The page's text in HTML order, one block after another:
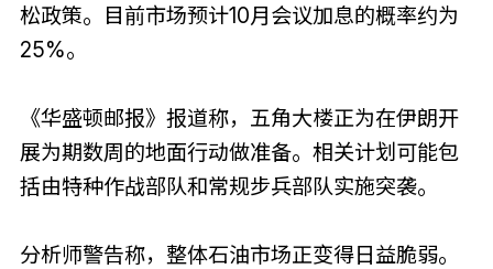
松政策。目前市场预计10月会议加息的概率约为
25%。
《华盛顿邮报》报道称，五角大楼正为在伊朗开
展为期数周的地面行动做准备。相关计划可能包
括由特种作战部队和常规步兵部队实施突袭。
分析师警告称，整体石油市场正变得日益脆弱。